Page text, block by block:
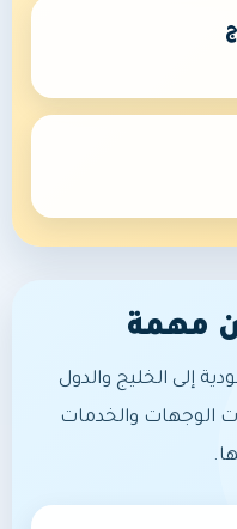
مهمة
إلى الخليج والدول
الوجهات والخدمات